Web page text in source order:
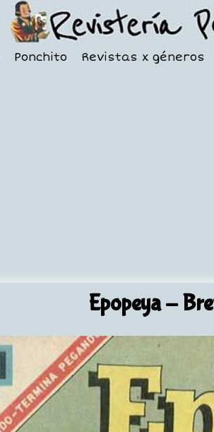
Ponchito Revistas x géneros
Epopeya-